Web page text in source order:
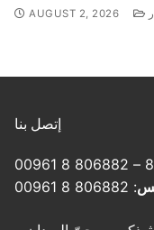
AUGUST 2, 2026
إتصل بنا
: 806882 8 00961